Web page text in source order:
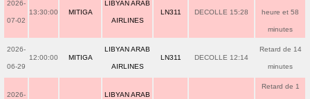
2026-
07-02
13:30:00 MITIGA
LIBYAN ARAB
AIRLINES
LN311 DECOLLE 15:28 heure et 58
minutes
2026-
06-29
12:00:00 MITIGA
LIBYAN ARAB
AIRLINES
LN311 DECOLLE 12:14
Retard de 14
minutes
2026- LIBYAN ARAB
Retard de 1